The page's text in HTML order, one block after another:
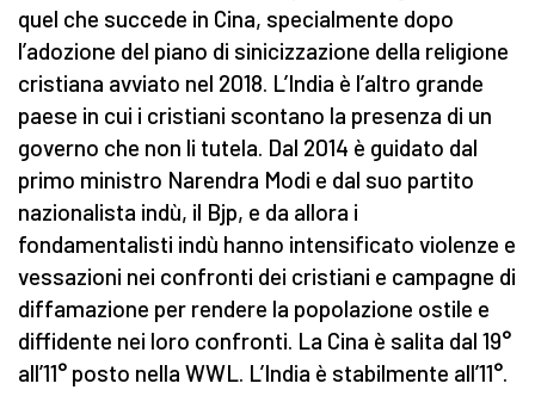
quel che succede in Cina, specialmente dopo
l’adozione del piano di sinicizzazione della religione
cristiana avviato nel 2018. L’India è l’altro grande
paese in cui i cristiani scontano la presenza di un
governo che non li tutela. Dal 2014 è guidato dal
primo ministro Narendra Modi e dal suo partito
nazionalista indù, il Bjp, e da allora i
fondamentalisti indù hanno intensificato violenze e
vessazioni nei confronti dei cristiani e campagne di
diffamazione per rendere la popolazione ostile e
diffidente nei loro confronti. La Cina è salita dal 19°
all’11° posto nella WWL. L’India è stabilmente all’11°.